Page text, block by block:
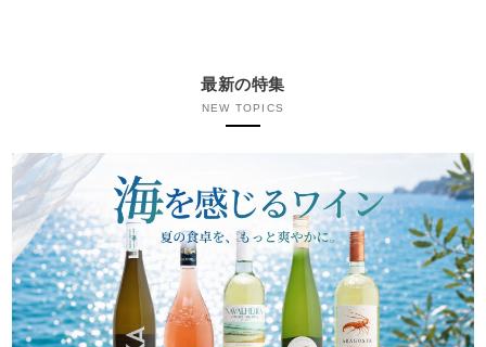
最新の特集
NEW TOPICS